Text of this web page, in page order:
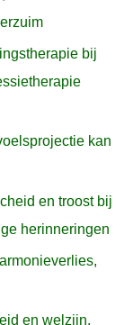
bij
kan
en troost bij
herinneringen
en welzijn,